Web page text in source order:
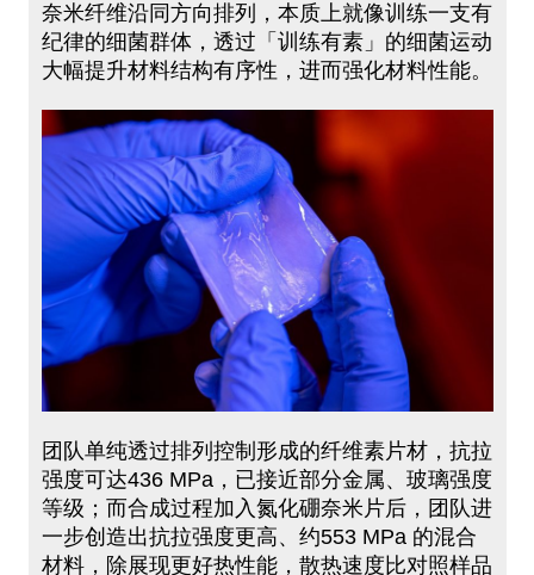
奈米纤维沿同方向排列，本质上就像训练一支有
纪律的细菌群体，透过「训练有素」的细菌运动
大幅提升材料结构有序性，进而强化材料性能。
团队单纯透过排列控制形成的纤维素片材，抗拉
强度可达436 MPa，已接近部分金属、玻璃强度
等级；而合成过程加入氮化硼奈米片后，团队进
一步创造出抗拉强度更高、约553 MPa 的混合
材料，除展现更好热性能，散热速度比对照样品